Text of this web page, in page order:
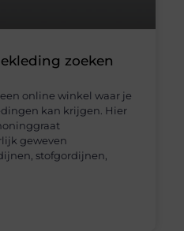
zoeken
online winkel waar je
kan krijgen. Hier
geweven
stofgordijnen,